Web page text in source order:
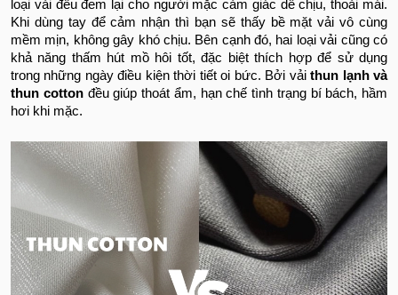
loại vải đều đem lại cho người mặc cảm giác dễ chịu, thoải mái.
Khi dùng tay để cảm nhận thì bạn sẽ thấy bề mặt vải vô cùng
mềm mịn, không gây khó chịu. Bên cạnh đó, hai loại vải cũng có
khả năng thấm hút mồ hôi tốt, đặc biệt thích hợp để sử dụng
trong những ngày điều kiện thời tiết oi bức. Bởi vảithun lạnh và
thun cotton đều giúp thoát ẩm, hạn chế tình trạng bí bách, hầm
hơi khi mặc.